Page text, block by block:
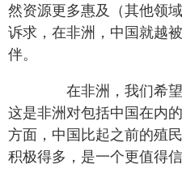
然资源更多惠及（其他领
诉求，在非洲，中国就越
伴。
在非洲，我们希望
这是非洲对包括中国在内
方面，中国比起之前的殖
积极得多，是一个更值得